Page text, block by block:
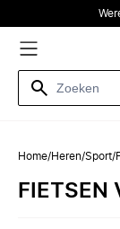
Home/Heren/Sport/
FIETSEN